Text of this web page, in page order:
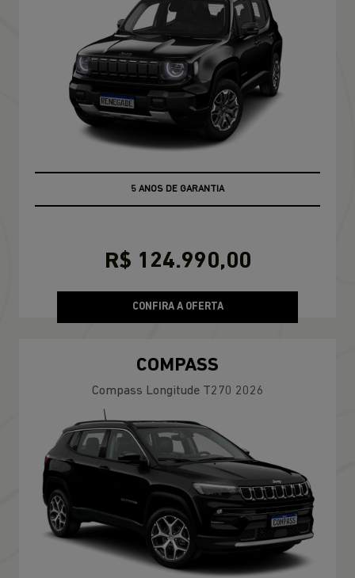
5 ANOS DE GARANTIA
R$ 124.990,00
CONFIRA A OFERTA
COMPASS
Compass Longitude T270 2026